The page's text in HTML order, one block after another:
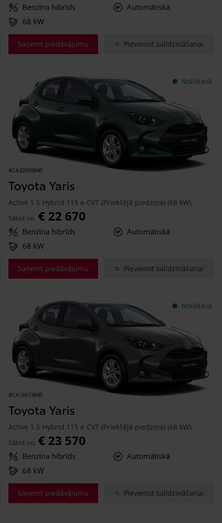
Benzīna hibrīds
Automātiskā
68 kW
Saņemt piedāvājumu Pievienot salīdzināšanai
Noliktavā
#CA32068840
Toyota Yaris
Active 1.5 Hybrid 115 e-CVT (Priekšējā piedziņa) (68 kW)
Sākot no € 22 670
Benzīna hibrīds
Automātiskā
68 kW
Saņemt piedāvājumu Pievienot salīdzināšanai
Noliktavā
#CA16613840
Toyota Yaris
Active 1.5 Hybrid 115 e-CVT (Priekšējā piedziņa) (68 kW)
Sākot no € 23 570
Benzīna hibrīds
Automātiskā
68 kW
Saņemt piedāvājumu Pievienot salīdzināšanai